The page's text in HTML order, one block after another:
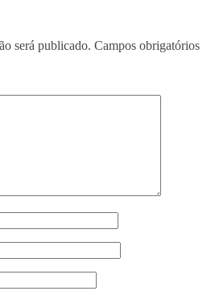
será publicado. Campos obrigatórios